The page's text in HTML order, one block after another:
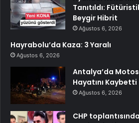
Tanıtıldı:
Beygir Hibrit
Ağustos 6, 2026
Hayrabolu’da Kaza: 3 Yaralı
Ağustos 6, 2026
Antalya’da
Hayatını Kaybetti
Ağustos 6, 2026
CHP